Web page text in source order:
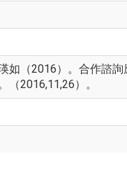
如（2016）。合作諮
（2016,11,26）。